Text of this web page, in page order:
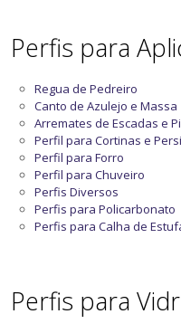
Perfis para
Regua de Pedreiro
Canto de Azulejo e Massa
Arremates de Escadas e
Perfil para Cortinas e
Perfil para Forro
Perfil para Chuveiro
Perfis Diversos
Perfis para Policarbonato
Perfis para Calha de
Perfis para